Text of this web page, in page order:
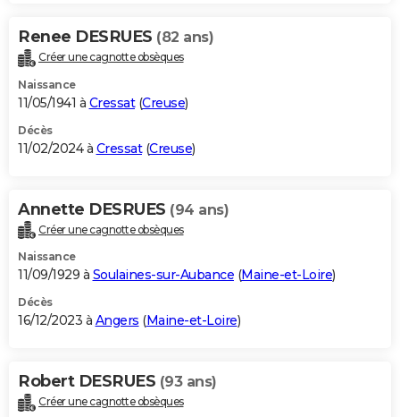
Renee DESRUES (82 ans)
Créer une cagnotte obsèques
Naissance
11/05/1941 à Cressat(Creuse)
Décès
11/02/2024 à Cressat(Creuse)
Annette DESRUES (94 ans)
Créer une cagnotte obsèques
Naissance
11/09/1929 à Soulaines-sur-Aubance (Maine-et-Loire)
Décès
16/12/2023 à Angers (Maine-et-Loire)
Robert DESRUES (93 ans)
Créer une cagnotte obsèques